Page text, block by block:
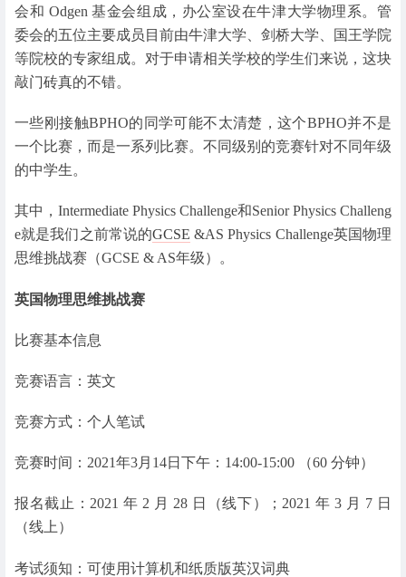
会和 Odgen 基金会组成，办公室设在牛津大学物理系。管
委会的五位主要成员目前由牛津大学、剑桥大学、国王学院
等院校的专家组成。对于申请相关学校的学生们来说，这块
敲门砖真的不错。
一些刚接触BPHO的同学可能不太清楚，这个BPHO并不是
一个比赛，而是一系列比赛。不同级别的竞赛针对不同年级
的中学生。
其中，Intermediate Physics Challenge和Senior Physics Challeng
e就是我们之前常说的GCSE &AS Physics Challenge英国物理
思维挑战赛（GCSE & AS年级）。
英国物理思维挑战赛
比赛基本信息
竞赛语言：英文
竞赛方式：个人笔试
竞赛时间：2021年3月14日下午：14:00-15:00 （60 分钟）
报名截止：2021 年 2 月 28 日（线下）；2021 年 3 月 7 日
（线上）
考试须知：可使用计算机和纸质版英汉词典